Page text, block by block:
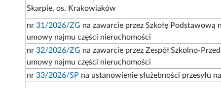
Skarpie, os. Krakowiaków
nr31/2026/ZG na zawarcie przez Szkołę Podstawową
umowy najmu części nieruchomości
nr32/2026/ZG na zawarcie przez Zespół Szkolno-
umowy najmu części nieruchomości
nr33/2026/SP na ustanowienie służebności przesyłu